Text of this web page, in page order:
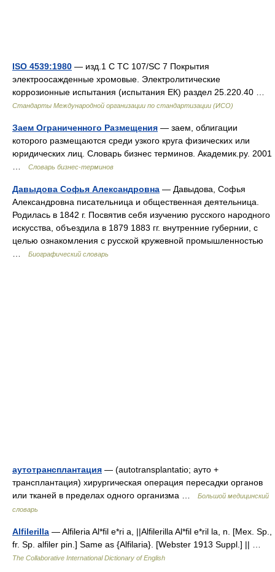
ISO 4539:1980 — изд.1 C TC 107/SC 7 Покрытия
электроосажденные хромовые. Электролитические
коррозионные испытания (испытания ЕК) раздел 25.220.40 …
Стандарты Международной организации по стандартизации (ИСО)
Заем Ограниченного Размещения — заем, облигации
которого размещаются среди узкого круга физических или
юридических лиц. Словарь бизнес терминов. Академик.ру. 2001
Словарь бизнес-терминов
Давыдова Софья Александровна — Давыдова, Софья
Александровна писательница и общественная деятельница.
Родилась в 1842 г. Посвятив себя изучению русского народного
искусства, объездила в 1879 1883 гг. внутренние губернии, с
целью ознакомления с русской кружевной промышленностью
Биографический словарь
аутотрансплантация — (autotransplantatio; ауто +
трансплантация) хирургическая операция пересадки органов
или тканей в пределах одного организма …
Большой медицинский
словарь
Alfilerilla — Alfileria Al*fil e*ri a, ||Alfilerilla Al*fil e*ril la, n. [Mex. Sp.,
fr. Sp. alfiler pin.] Same as {Alfilaria}. [Webster 1913 Suppl.] || …
The Collaborative International Dictionary of English